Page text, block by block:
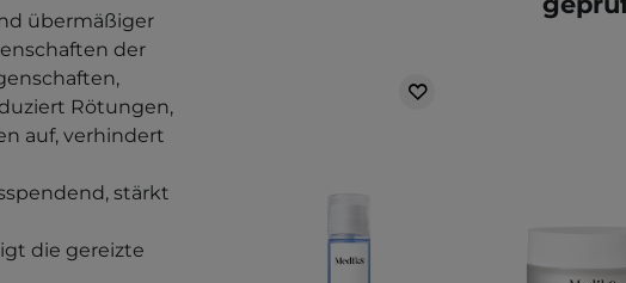
übermäßiger
der
Rötungen,
auf, verhindert
stärkt
die gereizte